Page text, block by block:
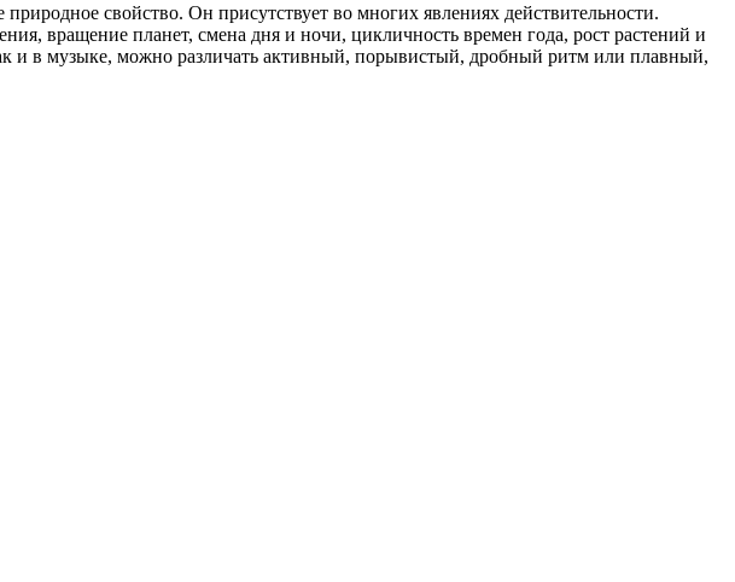
свойство. Он присутствует во многих явлениях действительности.
вращение планет, смена дня и ночи, цикличность времен года, рост растений и
и в музыке, можно различать активный, порывистый, дробный ритм или плавный,